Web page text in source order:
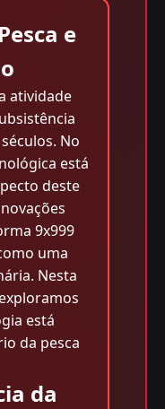
e
atividade
No
está
deste
9x999
uma
Nesta
está
da pesca
da